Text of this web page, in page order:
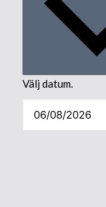
Välj datum.